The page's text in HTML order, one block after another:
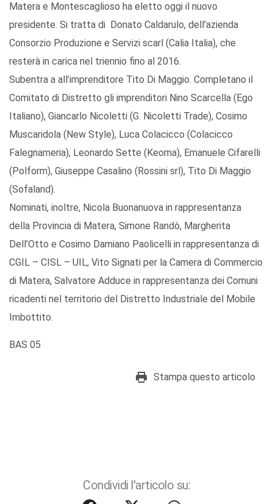
Matera e Montescaglioso ha eletto oggi il nuovo
presidente. Si tratta di Donato Caldarulo, dell’azienda
Consorzio Produzione e Servizi scarl (Calia Italia), che
resterà in carica nel triennio fino al 2016.
Subentra a all’imprenditore Tito Di Maggio. Completano il
Comitato di Distretto gli imprenditori Nino Scarcella (Ego
Italiano), Giancarlo Nicoletti (G. Nicoletti Trade), Cosimo
Muscaridola (New Style), Luca Colacicco (Colacicco
Falegnameria), Leonardo Sette (Keoma), Emanuele Cifarelli
(Polform), Giuseppe Casalino (Rossini srl), Tito Di Maggio
(Sofaland).
Nominati, inoltre, Nicola Buonanuova in rappresentanza
della Provincia di Matera, Simone Randò, Margherita
Dell’Otto e Cosimo Damiano Paolicelli in rappresentanza di
CGIL – CISL – UIL, Vito Signati per la Camera di Commercio
di Matera, Salvatore Adduce in rappresentanza dei Comuni
ricadenti nel territorio del Distretto Industriale del Mobile
Imbottito.
BAS 05
Stampa questo articolo
Condividi l'articolo su: